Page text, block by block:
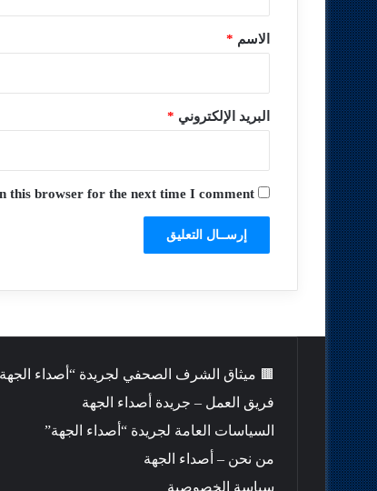
*الاسم *
البريد الإلكتروني *
this browser for the next time I comment.
🟫 ميثاق الشرف الصحفي لجريدة “أصداء
فريق العمل – جريدة أصداء الجهة
السياسات العامة لجريدة “أصداء الجهة”
من نحن – أصداء الجهة
سياسة الخصوصية